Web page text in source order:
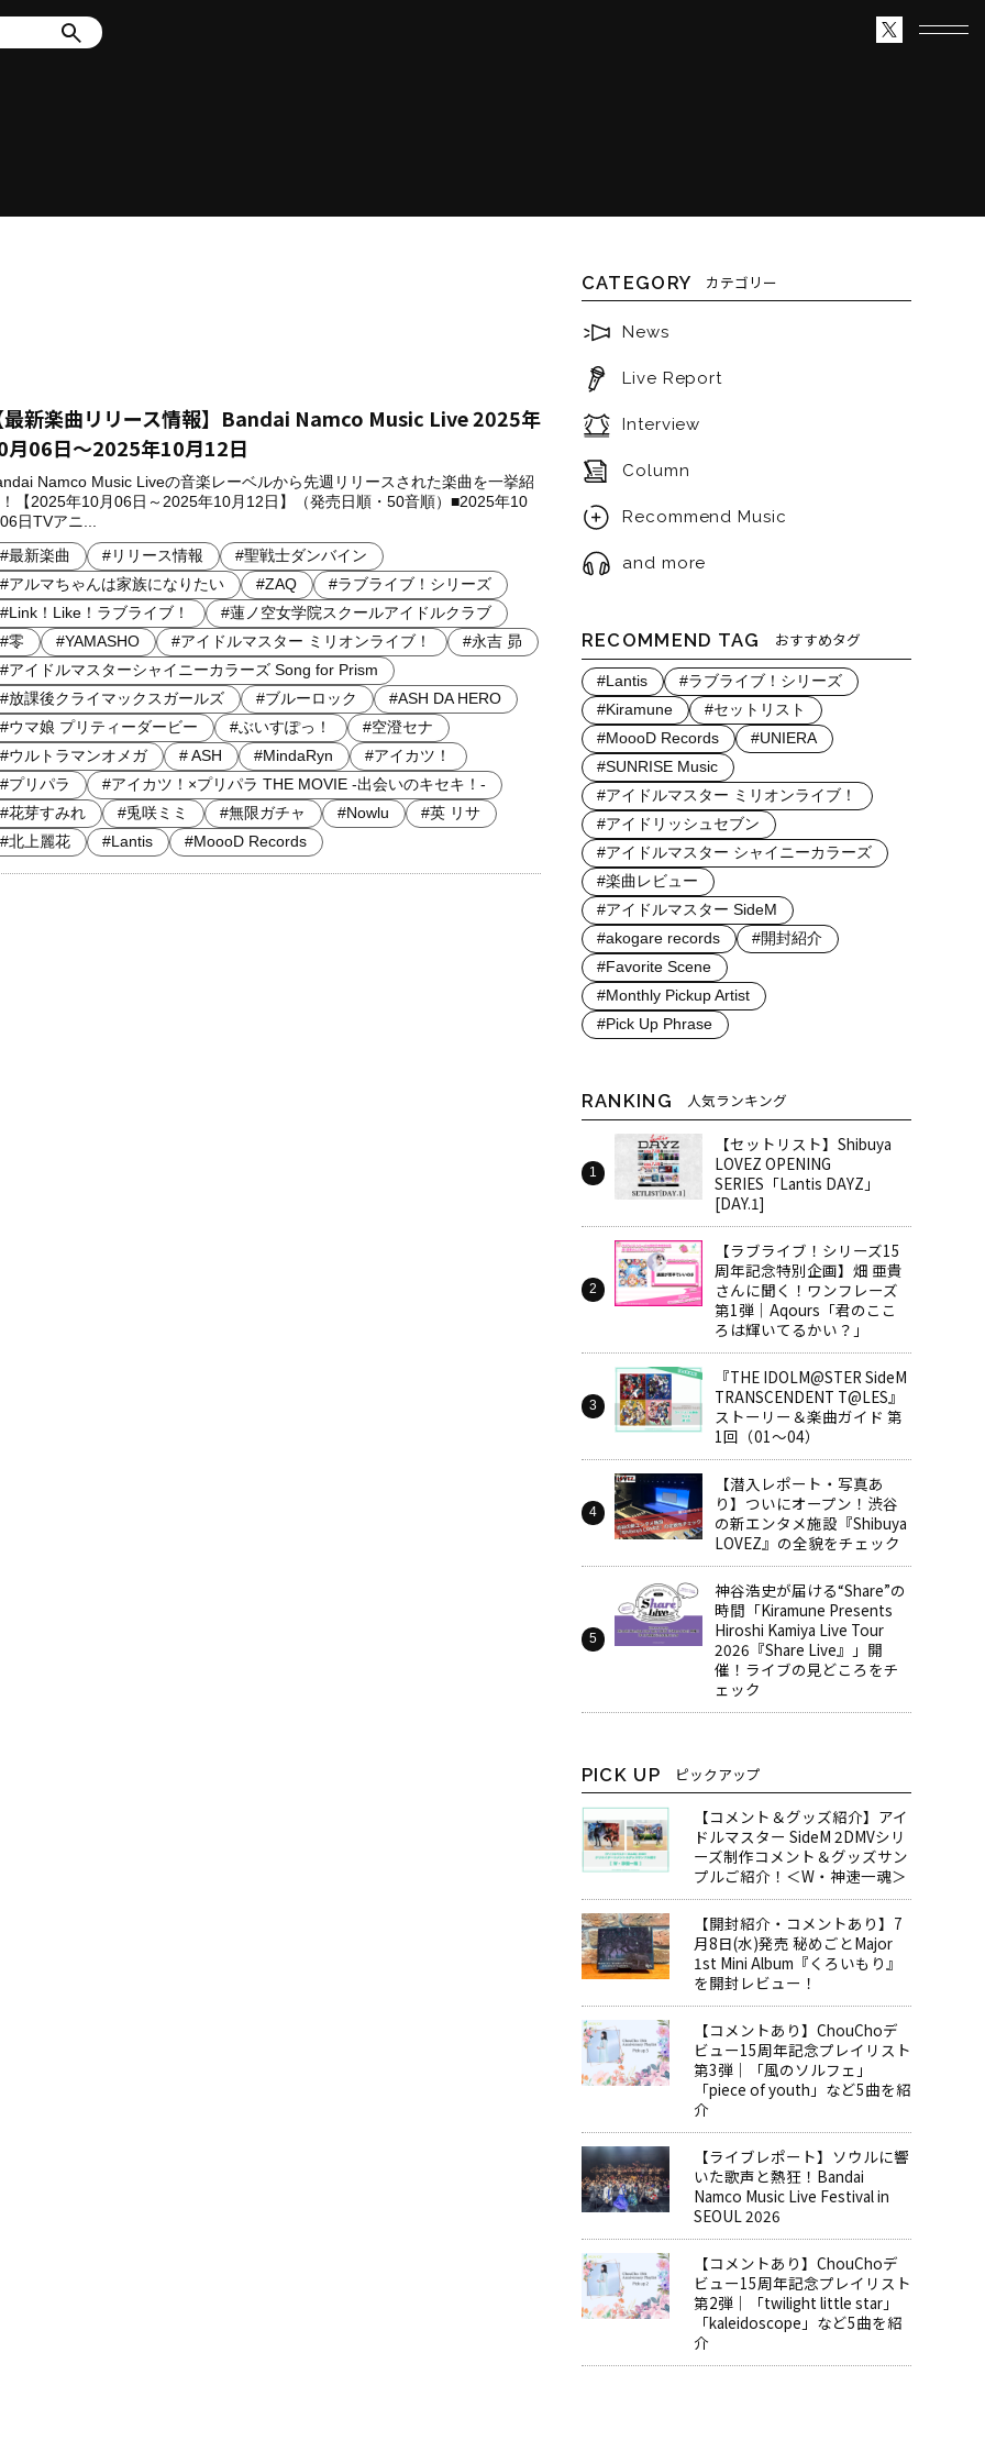
新楽曲リリース情報】Bandai Namco Music Live 2025年
月06日～2025年10月12日
Namco Music Liveの音楽レーベルから先週リリースされた楽曲を一挙紹
【2025年10月06日～2025年10月12日】（発売日順・50音順）■2025年10
日TVアニ...
#最新楽曲 #リリース情報
#聖戦士ダンバイン
#アルマちゃんは家族になりたい
#ZAQ
#ラブライブ！シリーズ
#Link！Like！ラブライブ！
#蓮ノ空女学院スクールアイドルクラブ
#零
#YAMASHO #アイドルマスター ミリオンライブ！
#永吉 昴
#アイドルマスターシャイニーカラーズ Song for Prism
#放課後クライマックスガールズ
#ブルーロック
#ASH DA HERO
#ウマ娘 プリティーダービー
#ぶいすぽっ！
#空澄セナ
#ウルトラマンオメガ
# ASH #MindaRyn
#アイカツ！
#プリパラ
#アイカツ！×プリパラ THE MOVIE -出会いのキセキ！-
#花芽すみれ
#兎咲ミミ #無限ガチャ #Nowlu
#英 リサ
#北上麗花
#Lantis #MoooD Records
CATEGORY カテゴリー
News
Live Report
Interview
Column
Recommend Music
and more
RECOMMEND TAG おすすめタグ
#Lantis
#ラブライブ！シリーズ
#Kiramune
#セットリスト
#MoooD Records
#UNIERA
#SUNRISE Music
#アイドルマスター ミリオンライブ！
#アイドリッシュセブン
#アイドルマスター シャイニーカラーズ
#楽曲レビュー
#アイドルマスター SideM
#akogare records
#開封紹介
#Favorite Scene
#Monthly Pickup Artist
#Pick Up Phrase
RANKING 人気ランキング
【セットリスト】Shibuya
LOVEZ OPENING
SERIES「Lantis DAYZ」
[DAY.1]
【ラブライブ！シリーズ15
周年記念特別企画】畑 亜貴
さんに聞く！ワンフレーズ
第1弾｜Aqours「君のここ
ろは輝いてるかい？」
『THE IDOLM@STER SideM
TRANSCENDENT T@LES』
ストーリー＆楽曲ガイド 第
1回（01～04）
【潜入レポート・写真あ
り】ついにオープン！渋谷
の新エンタメ施設『Shibuya
LOVEZ』の全貌をチェック
神谷浩史が届ける“Share”の
時間――「Kiramune Presents
Hiroshi Kamiya Live Tour
2026『Share Live』」開
催！ライブの見どころをチ
ェック
PICK UP ピックアップ
【コメント＆グッズ紹介】アイ
ドルマスター SideM 2DMVシリ
ーズ制作コメント＆グッズサン
プルご紹介！＜W・神速一魂＞
【開封紹介・コメントあり】7
月8日(水)発売 秘めごとMajor
1st Mini Album『くろいもり』
を開封レビュー！
【コメントあり】ChouChoデ
ビュー15周年記念プレイリスト
第3弾｜「風のソルフェ」
「piece of youth」など5曲を紹
介
【ライブレポート】ソウルに響
いた歌声と熱狂！Bandai
Namco Music Live Festival in
SEOUL 2026
【コメントあり】ChouChoデ
ビュー15周年記念プレイリスト
第2弾｜「twilight little star」
「kaleidoscope」など5曲を紹
介